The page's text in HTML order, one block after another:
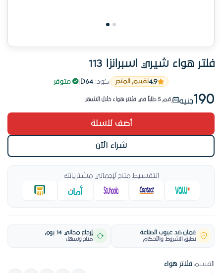
فلتر هواء شيري اسبرانزا 113
4.9تقييم المتجر كود:D64 متوفر
190جنيه
الطلب عالي على المنتج ده
رقم 5 طلباً في فلاتر هواء خلال الشهر
من الأكثر مبيعاً في فلاتر هواء
أضف للسلة
شراء الآن
التقسيط متاح لإجمالي مشترياتك
ضمان ضد عيوب الصناعة
تطبق الشروط والأحكام
إرجاع مجاني 14 يوم
متاح وسهل
القسم:فلاتر هواء